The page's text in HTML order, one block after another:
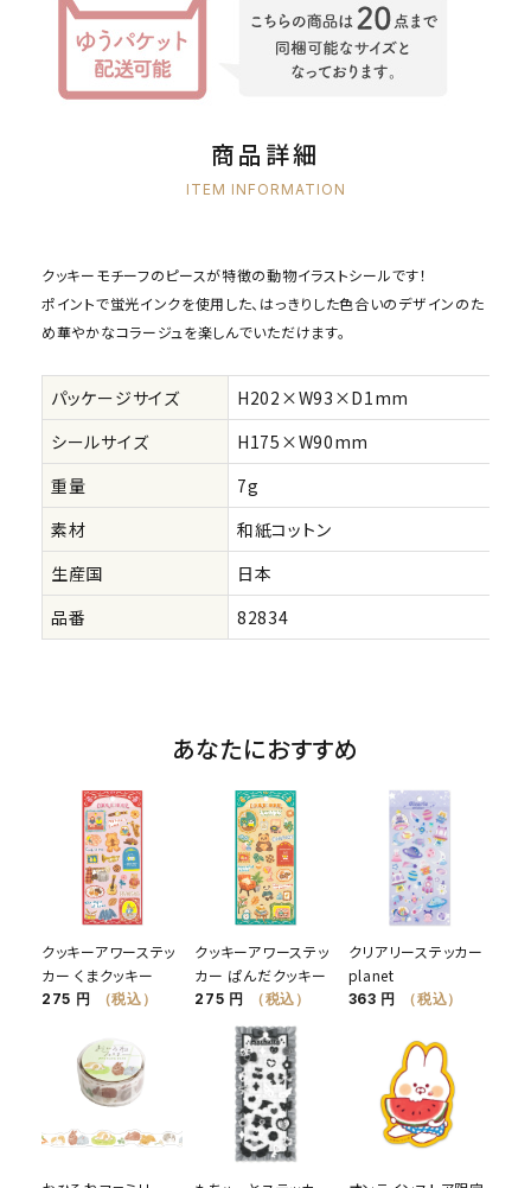
商品詳細
ITEM INFORMATION
クッキーモチーフのピースが特徴の動物イラストシールです！
ポイントで蛍光インクを使用した、はっきりした色合いのデザインのた
め華やかなコラージュを楽しんでいただけます。
パッケージサイズ
H202×W93×D1mm
シールサイズ
H175×W90mm
重量
7g
素材
和紙コットン
生産国
日本
品番
82834
あなたにおすすめ
クッキーアワーステッ
カー くまクッキー
275 円 （税込）
クッキーアワーステッ
カー ぱんだクッキー
275 円 （税込）
クリアリーステッカー
planet
363 円 （税込）